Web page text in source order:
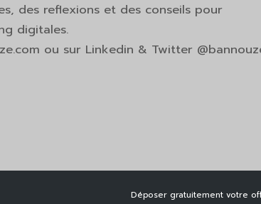
des reflexions et des conseils pour
digitales.
ou sur Linkedin & Twitter
Déposer gratuitement votre